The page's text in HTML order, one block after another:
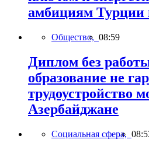
амбициям Турции
Общество, 08:59
Диплом без
образование не
трудоустройство
Азербайджане
Социальная сфера,